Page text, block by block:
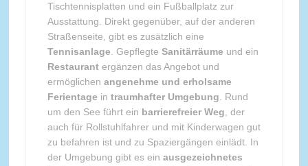
Tischtennisplatten und ein Fußballplatz zur
Ausstattung. Direkt gegenüber, auf der anderen
Straßenseite, gibt es zusätzlich eine
Tennisanlage . Gepflegte Sanitärräume und ein
Restaurantergänzen das Angebot und
ermöglichen angenehme und erholsame
Ferientage in traumhafter Umgebung . Rund
um den See führt ein barrierefreier Weg , der
auch für Rollstuhlfahrer und mit Kinderwagen gut
zu befahren ist und zu Spaziergängen einlädt. In
der Umgebung gibt es ein ausgezeichnetes